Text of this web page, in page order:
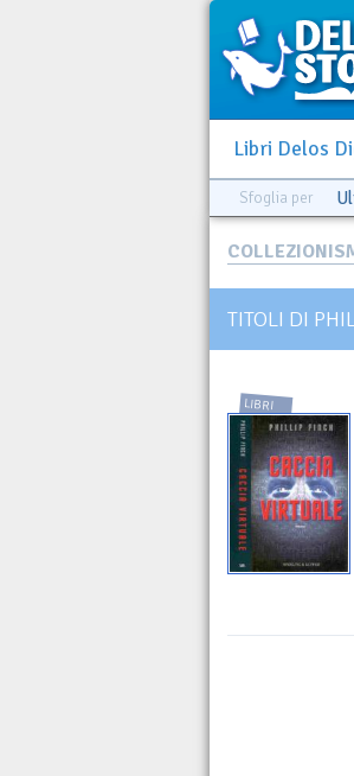
Libri Delos
Sfoglia per
TITOLI DI
LIBRI